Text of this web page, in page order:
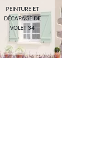
PEINTURE ET
DÉCAPAGE DE
VOLET 34